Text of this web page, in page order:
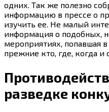
одних. Так же полезно
информацию в прессе о
изучить ее. Не малый
информация о подобных,
мероприятиях, попавшая
прежние кто, где, когда и
разведке